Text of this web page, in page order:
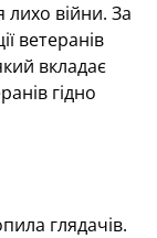
лихо війни. За
ветеранів
вкладає
гідно
глядачів.